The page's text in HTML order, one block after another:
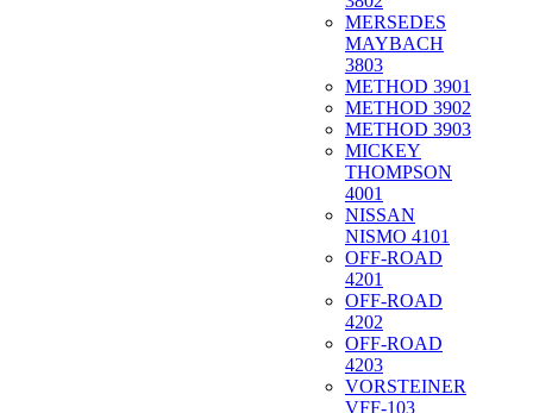
MERSEDES
MAYBACH
3803
METHOD 3901
METHOD 3902
METHOD 3903
MICKEY
THOMPSON
4001
NISSAN
NISMO 4101
OFF-ROAD
4201
OFF-ROAD
4202
OFF-ROAD
4203
VORSTEINER
VFF-103